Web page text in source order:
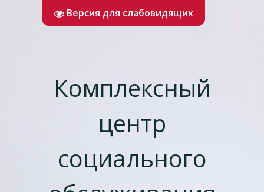
Версия для слабовидящих
Комплексный
центр
социального